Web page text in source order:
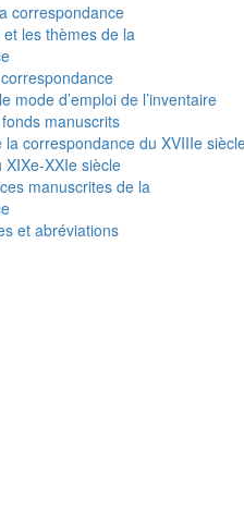
correspondance
les thèmes de la
mode d’emploi de l’inventaire
manuscrits
la correspondance du XVIIIe
XIXe-XXIe siècle
manuscrites de la
et abréviations